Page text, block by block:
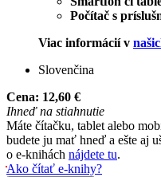
Počítač s
Viac informácií v
Slovenčina
Cena: 12,60 €
Ihneď na stiahnutie
Máte čítačku, tablet alebo
budete ju mať hneď a ešte aj
o e-knihách nájdete tu.
Ako čítať e-knihy?